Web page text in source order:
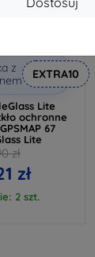
z
EXTRA10
Lite
ochronne
67
Lite
zł
zł
2 szt.